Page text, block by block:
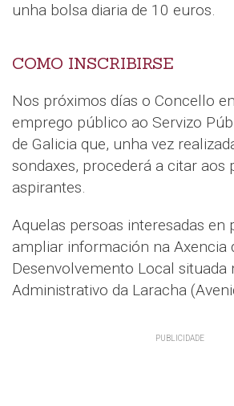
unha bolsa diaria de 10 euros.
COMO INSCRIBIRSE
Nos próximos días o Concello
emprego público ao Servizo
de Galicia que, unha vez
sondaxes, procederá a citar aos
aspirantes.
Aquelas persoas interesadas en
ampliar información na Axencia
Desenvolvemento Local situada
Administrativo da Laracha